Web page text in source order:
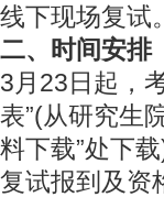
线下现场复试。
二、时间安排
3月23日起，
表”(从研究生
料下载”处下载)
复试报到及资